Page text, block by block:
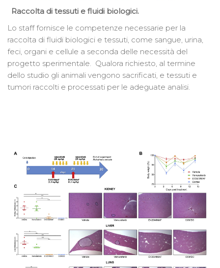
Raccolta di tessuti e fluidi biologici.
Lo staff fornisce le competenze necessarie per la
raccolta di fluidi biologici e tessuti, come sangue, urina,
feci, organi e cellule a seconda delle necessità del
progetto sperimentale. Qualora richiesto, al termine
dello studio gli animali vengono sacrificati, e tessuti e
tumori raccolti e processati per le adeguate analisi.